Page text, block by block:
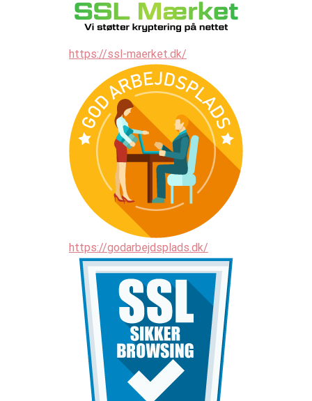
https://ssl-maerket.dk/
https://godarbejdsplads.dk/